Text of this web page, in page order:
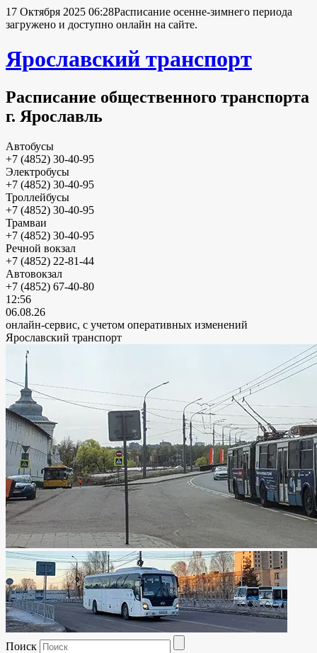
17 Октября 2025 06:28Расписание осенне-зимнего периода
загружено и доступно онлайн на сайте.
Ярославский транспорт
Расписание общественного транспорта
г. Ярославль
Автобусы
+7 (4852) 30-40-95
Электробусы
+7 (4852) 30-40-95
Троллейбусы
+7 (4852) 30-40-95
Трамваи
+7 (4852) 30-40-95
Речной вокзал
+7 (4852) 22-81-44
Автовокзал
+7 (4852) 67-40-80
12:56
06.08.26
онлайн-сервис, с учетом оперативных изменений
Ярославский транспорт
Поиск